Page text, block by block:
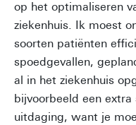
op het optimaliseren
ziekenhuis. Ik moest
soorten patiënten
spoedgevallen,
al in het ziekenhuis
bijvoorbeeld een
uitdaging, want je